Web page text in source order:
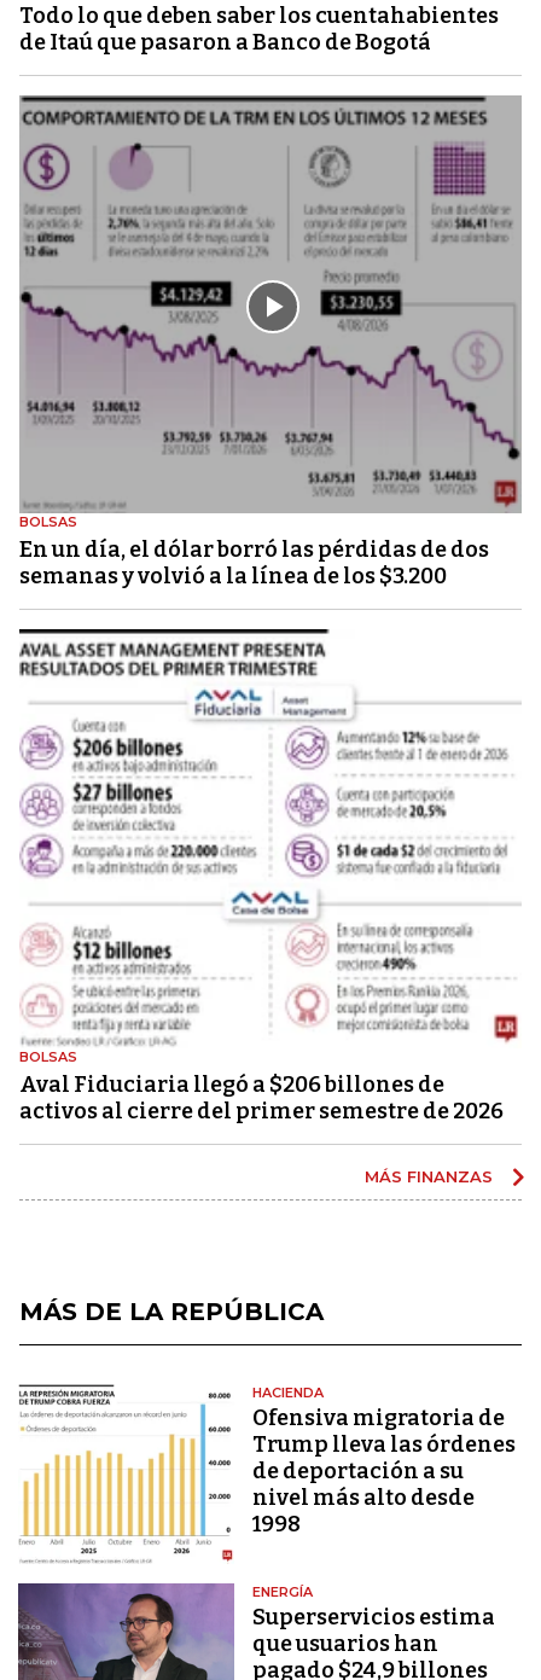
Todo lo que deben saber los cuentahabientes
de Itaú que pasaron a Banco de Bogotá
BOLSAS
En un día, el dólar borró las pérdidas de dos
semanas y volvió a la línea de los $3.200
BOLSAS
Aval Fiduciaria llegó a $206 billones de
activos al cierre del primer semestre de 2026
MÁS FINANZAS
MÁS DE LA REPÚBLICA
HACIENDA
Ofensiva migratoria de
Trump lleva las órdenes
de deportación a su
nivel más alto desde
1998
ENERGÍA
Superservicios estima
que usuarios han
pagado $24,9 billones